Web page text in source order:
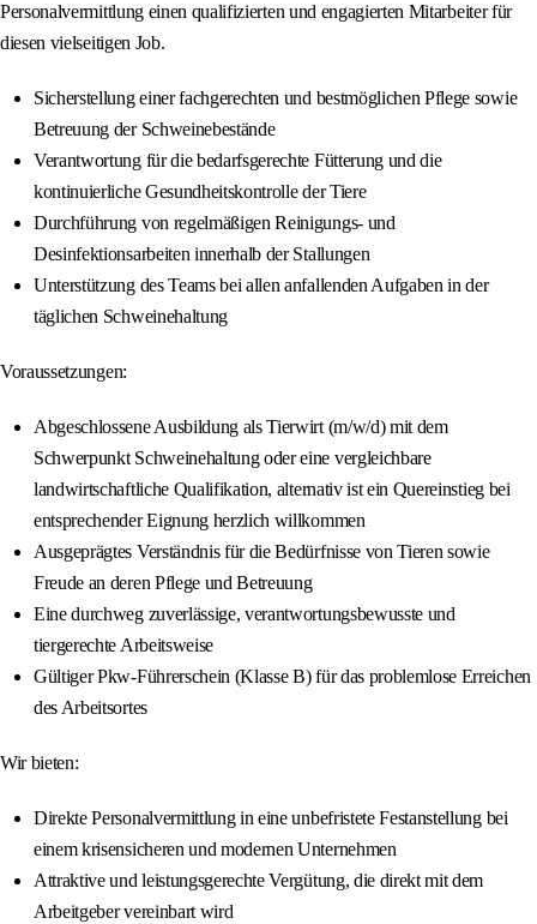
Personalvermittlung einen qualifizierten und engagierten Mitarbeiter für
diesen vielseitigen Job.
Sicherstellung einer fachgerechten und bestmöglichen Pflege sowie
Betreuung der Schweinebestände
Verantwortung für die bedarfsgerechte Fütterung und die
kontinuierliche Gesundheitskontrolle der Tiere
Durchführung von regelmäßigen Reinigungs- und
Desinfektionsarbeiten innerhalb der Stallungen
Unterstützung des Teams bei allen anfallenden Aufgaben in der
täglichen Schweinehaltung
Voraussetzungen:
Abgeschlossene Ausbildung als Tierwirt (m/w/d) mit dem
Schwerpunkt Schweinehaltung oder eine vergleichbare
landwirtschaftliche Qualifikation, alternativ ist ein Quereinstieg bei
entsprechender Eignung herzlich willkommen
Ausgeprägtes Verständnis für die Bedürfnisse von Tieren sowie
Freude an deren Pflege und Betreuung
Eine durchweg zuverlässige, verantwortungsbewusste und
tiergerechte Arbeitsweise
Gültiger Pkw-Führerschein (Klasse B) für das problemlose Erreichen
des Arbeitsortes
Wir bieten:
Direkte Personalvermittlung in eine unbefristete Festanstellung bei
einem krisensicheren und modernen Unternehmen
Attraktive und leistungsgerechte Vergütung, die direkt mit dem
Arbeitgeber vereinbart wird